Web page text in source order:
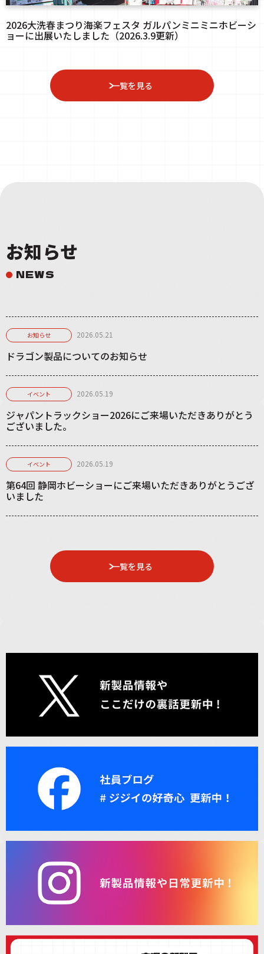
2026大洗春まつり海楽フェスタ ガルパンミニミニホビーシ
ョーに出展いたしました（2026.3.9更新）
一覧を見る
お知らせ
NEWS
お知らせ 2026.05.21
ドラゴン製品についてのお知らせ
イベント 2026.05.19
ジャパントラックショー2026にご来場いただきありがとう
ございました。
イベント 2026.05.19
第64回 静岡ホビーショーにご来場いただきありがとうござ
いました
一覧を見る